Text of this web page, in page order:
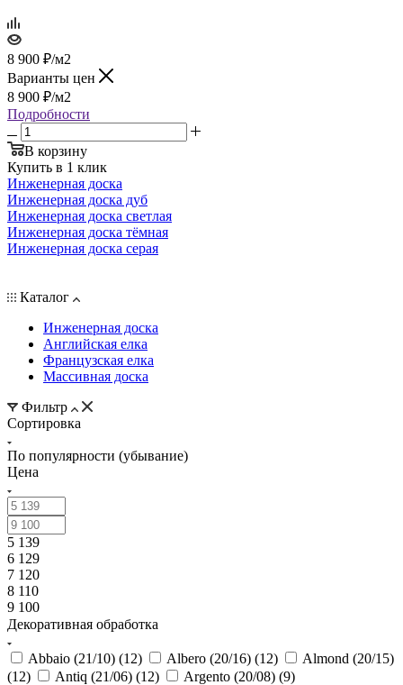
8 900 ₽/м2
Варианты цен
8 900 ₽/м2
Подробности
В корзину
Купить в 1 клик
Инженерная доска
Инженерная доска дуб
Инженерная доска светлая
Инженерная доска тёмная
Инженерная доска серая
Каталог
Инженерная доска
Английская елка
Французская елка
Массивная доска
Фильтр
Сортировка
По популярности (убывание)
Цена
5 139
6 129
7 120
8 110
9 100
Декоративная обработка
Abbaio (21/10) (12) Albero (20/16) (12)
Almond (20/15)
(12) Antiq (21/06) (12) Argento (20/08) (9)